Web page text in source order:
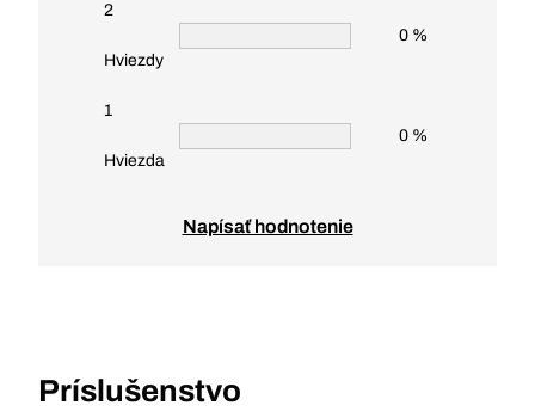
2
Hviezdy
0 %
1
Hviezda
0 %
Napísať hodnotenie
Príslušenstvo